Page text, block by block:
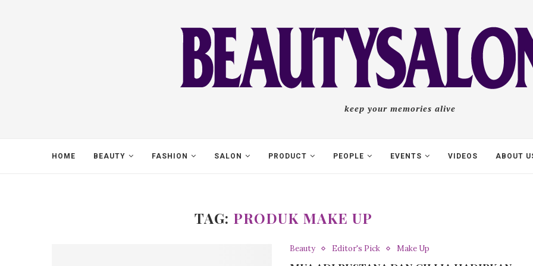
keep your memories alive
HOME BEAUTY FASHION SALON PRODUCT PEOPLE EVENTS VIDEOS ABOUT
TAG: PRODUK MAKE UP
Beauty Editor's Pick Make Up